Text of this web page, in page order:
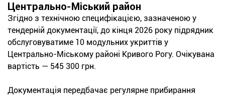
Центрально-Міський район
Згідно з технічною специфікацією, зазначеною у
тендерній документації, до кінця 2026 року підрядник
обслуговуватиме 10 модульних укриттів у
Центрально-Міському районі Кривого Рогу. Очікувана
вартість — 545 300 грн.
Документація передбачає регулярне прибирання